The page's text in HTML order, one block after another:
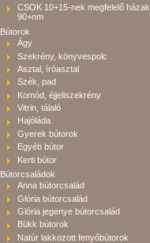
CSOK 10+15-nek megfelelő házak
90+nm
Bútorok
Ágy
Szekrény, könyvespolc
Asztal, íróasztal
Szék, pad
Komód, éjjeliszekrény
Vitrin, tálaló
Hajóláda
Gyerek bútorok
Egyéb bútor
Kerti bútor
Bútorcsaládok
Anna bútorcsalád
Glória bútorcsalád
Glória jegenye bútorcsalád
Bükk bútorok
Natúr lakkozott fenyőbútorok